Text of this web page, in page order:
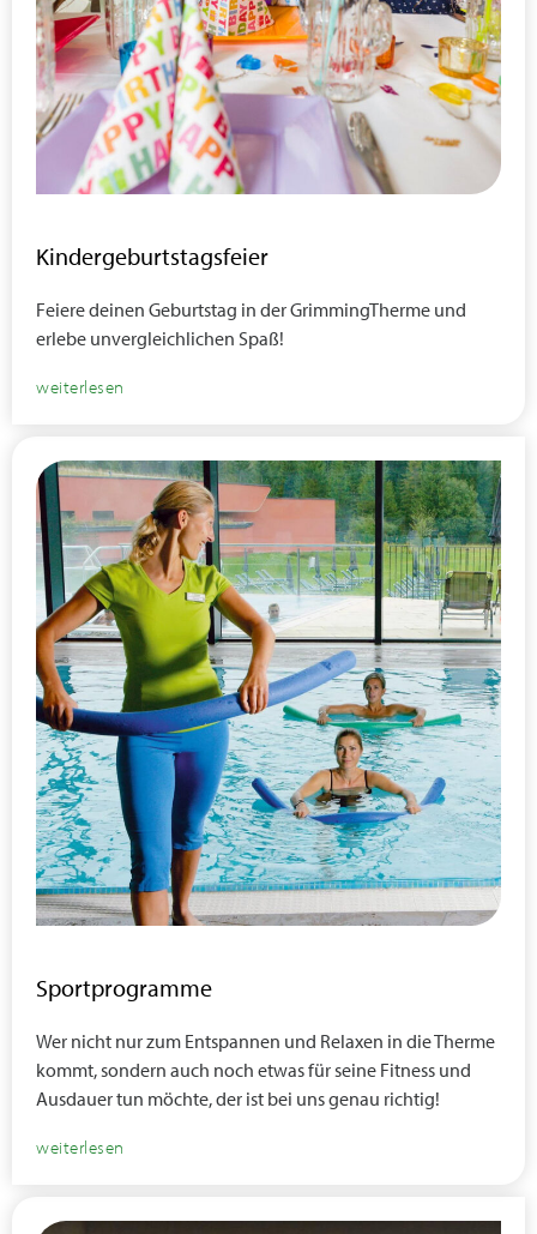
Kindergeburtstagsfeier
Feiere deinen Geburtstag in der GrimmingTherme und
erlebe unvergleichlichen Spaß!
weiterlesen
Sportprogramme
Wer nicht nur zum Entspannen und Relaxen in die Therme
kommt, sondern auch noch etwas für seine Fitness und
Ausdauer tun möchte, der ist bei uns genau richtig!
weiterlesen